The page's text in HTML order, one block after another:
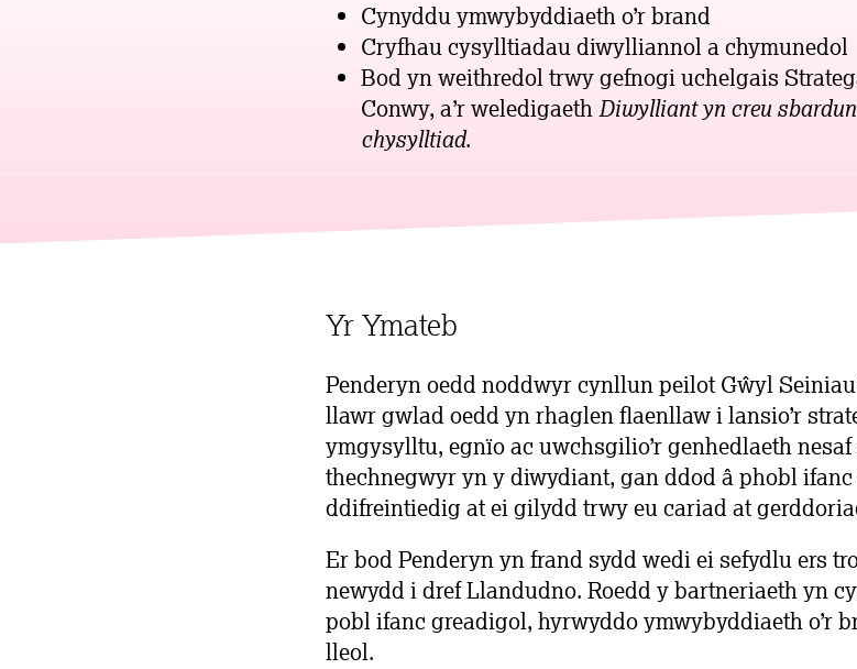
Cynyddu ymwybyddiaeth o’r brand
Cryfhau cysylltiadau diwylliannol a chymunedol
Bod yn weithredol trwy gefnogi uchelgais
Conwy, a’r weledigaethDiwylliant yn creu
chysylltiad.
Yr Ymateb
Penderyn oedd noddwyr cynllun peilot Gŵyl
llawr gwlad oedd yn rhaglen flaenllaw i lansio’r
ymgysylltu, egnïo ac uwchsgilio’r genhedlaeth
thechnegwyr yn y diwydiant, gan ddod â phobl
ddifreintiedig at ei gilydd trwy eu cariad at
Er bod Penderyn yn frand sydd wedi ei sefydlu ers
newydd i dref Llandudno. Roedd y bartneriaeth yn
pobl ifanc greadigol, hyrwyddo ymwybyddiaeth o’r
lleol.